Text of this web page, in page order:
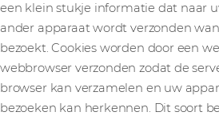
een klein stukje informatie dat naar
ander apparaat wordt verzonden
bezoekt. Cookies worden door een
webbrowser verzonden zodat de
browser kan verzamelen en uw
bezoeken kan herkennen. Dit soort